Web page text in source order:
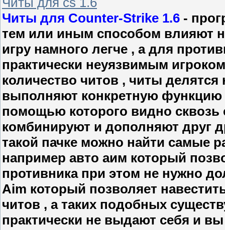
Читы для Counter-Strike 1.6 -
тем или иным способом влияют
игру намного легче , а для
практически неуязвимым
количество читов , читы
выполняют конкретную функцию
помощью которого видно сквозь
комбинируют и дополняют друг
такой пачке можно найти самые
например авто аим который
противника при этом не нужно
Aim который позволяет
читов , а таких подобных
практически не выдают себя и